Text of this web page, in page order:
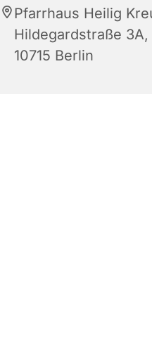
Pfarrhaus Heilig
Hildegardstraße 3A,
10715 Berlin